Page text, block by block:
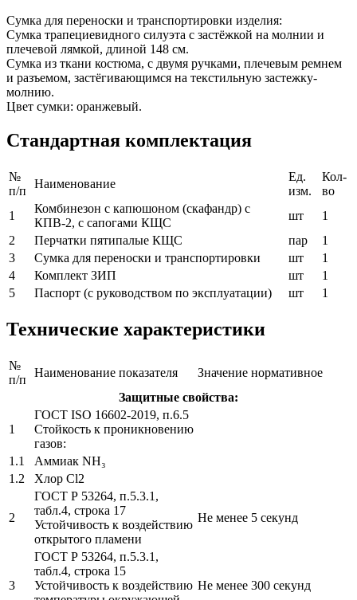
Сумка для переноски и транспортировки изделия:
Сумка трапециевидного силуэта с застёжкой на молнии и
плечевой лямкой, длиной 148 см.
Сумка из ткани костюма, с двумя ручками, плечевым ремнем
и разъемом, застёгивающимся на текстильную застежку-
молнию.
Цвет сумки: оранжевый.
Стандартная комплектация
№
п/п
Наименование
Ед.
изм.
Кол-
во
1
Комбинезон с капюшоном (скафандр) с
КПВ-2, с сапогами КЩС
шт
1
2
Перчатки пятипалые КЩС пар
1
3
Сумка для переноски и транспортировки шт
1
4
Комплект ЗИП шт
1
5
Паспорт (с руководством по эксплуатации) шт 1
Технические характеристики
№
п/п
Наименование показателя
Значение нормативное
Защитные свойства:
1
ГОСТ ISO 16602-2019, п.6.5
Стойкость к проникновению
газов:
1.1
Аммиак NH₃
1.2
Хлор Cl2
2
ГОСТ Р 53264, п.5.3.1,
табл.4, строка 17
Устойчивость к воздействию
открытого пламени
Не менее 5 секунд
3
ГОСТ Р 53264, п.5.3.1,
табл.4, строка 15
Устойчивость к воздействию Не менее 300 секунд